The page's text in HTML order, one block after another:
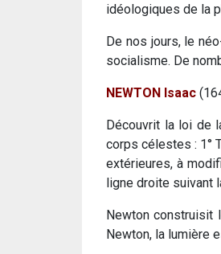
idéologiques de la
De nos jours, le
socialisme. De
NEWTON Isaac
Découvrit la loi de
corps célestes : 1°
extérieures, à
ligne droite suivant
Newton construisit
Newton, la lumière